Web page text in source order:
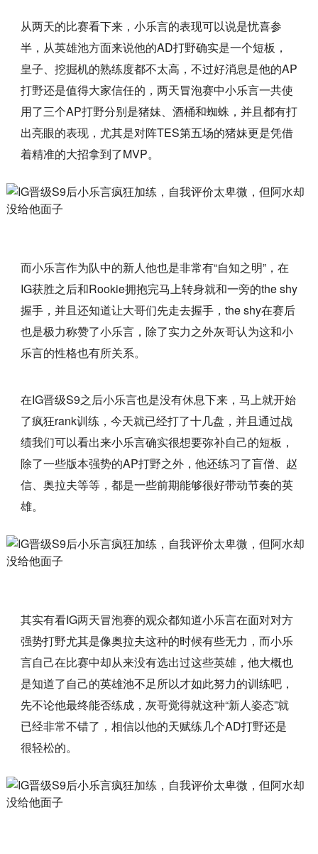
从两天的比赛看下来，小乐言的表现可以说是忧喜参
半，从英雄池方面来说他的AD打野确实是一个短板，
皇子、挖掘机的熟练度都不太高，不过好消息是他的AP
打野还是值得大家信任的，两天冒泡赛中小乐言一共使
用了三个AP打野分别是猪妹、酒桶和蜘蛛，并且都有打
出亮眼的表现，尤其是对阵TES第五场的猪妹更是凭借
着精准的大招拿到了MVP。
而小乐言作为队中的新人他也是非常有“自知之明”，在
IG获胜之后和Rookie拥抱完马上转身就和一旁的the shy
握手，并且还知道让大哥们先走去握手，the shy在赛后
也是极力称赞了小乐言，除了实力之外灰哥认为这和小
乐言的性格也有所关系。
在IG晋级S9之后小乐言也是没有休息下来，马上就开始
了疯狂rank训练，今天就已经打了十几盘，并且通过战
绩我们可以看出来小乐言确实很想要弥补自己的短板，
除了一些版本强势的AP打野之外，他还练习了盲僧、赵
信、奥拉夫等等，都是一些前期能够很好带动节奏的英
雄。
其实有看IG两天冒泡赛的观众都知道小乐言在面对对方
强势打野尤其是像奥拉夫这种的时候有些无力，而小乐
言自己在比赛中却从来没有选出过这些英雄，他大概也
是知道了自己的英雄池不足所以才如此努力的训练吧，
先不论他最终能否练成，灰哥觉得就这种“新人姿态”就
已经非常不错了，相信以他的天赋练几个AD打野还是
很轻松的。